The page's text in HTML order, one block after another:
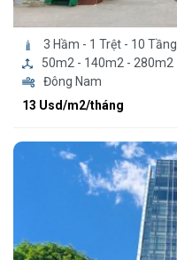
3 Hầm - 1 Trệt - 10 Tầng
50m2 - 140m2 - 280m2
Đông Nam
13 Usd/m2/tháng